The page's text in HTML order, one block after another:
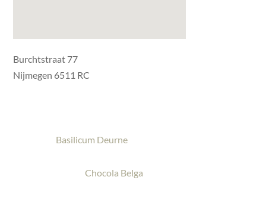
Burchtstraat 77
Nijmegen 6511 RC
Basilicum Deurne
Chocola Belga